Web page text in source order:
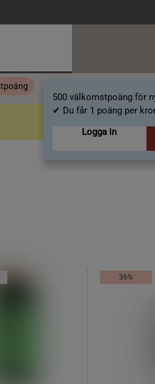
500 välkomstpoäng för
✔ Du får 1 poäng per
Logga in
36%